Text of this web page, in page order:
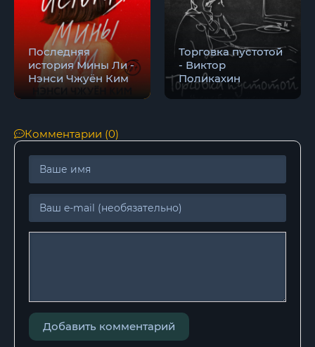
Последняя
история Мины Ли -
Нэнси Чжуён Ким
Торговка пустотой
- Виктор
Поликахин
Комментарии (0)
Добавить комментарий